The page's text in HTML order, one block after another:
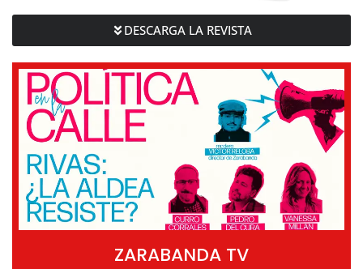
DESCARGA LA REVISTA
ZARABANDA TV